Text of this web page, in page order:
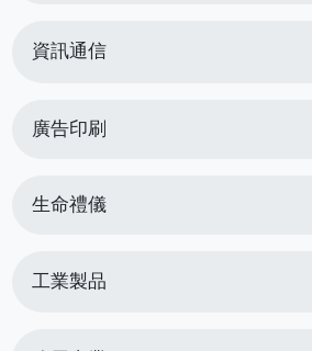
資訊通信
廣告印刷
生命禮儀
工業製品